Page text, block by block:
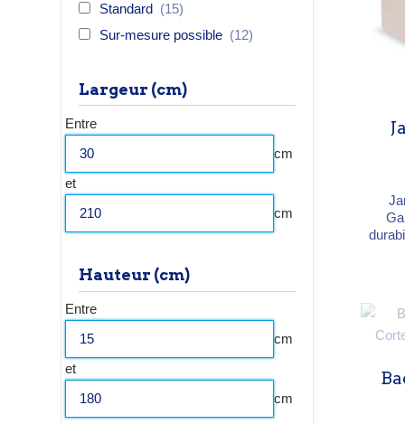
de
Standard (15)
Sur-mesure possible (12)
Largeur (cm)
Entre
cm
et
cm
Hauteur (cm)
Entre
cm
et
cm